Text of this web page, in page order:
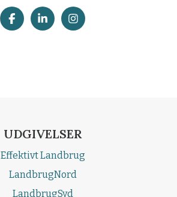
UDGIVELSER
Effektivt Landbrug
LandbrugNord
LandbrugSyd